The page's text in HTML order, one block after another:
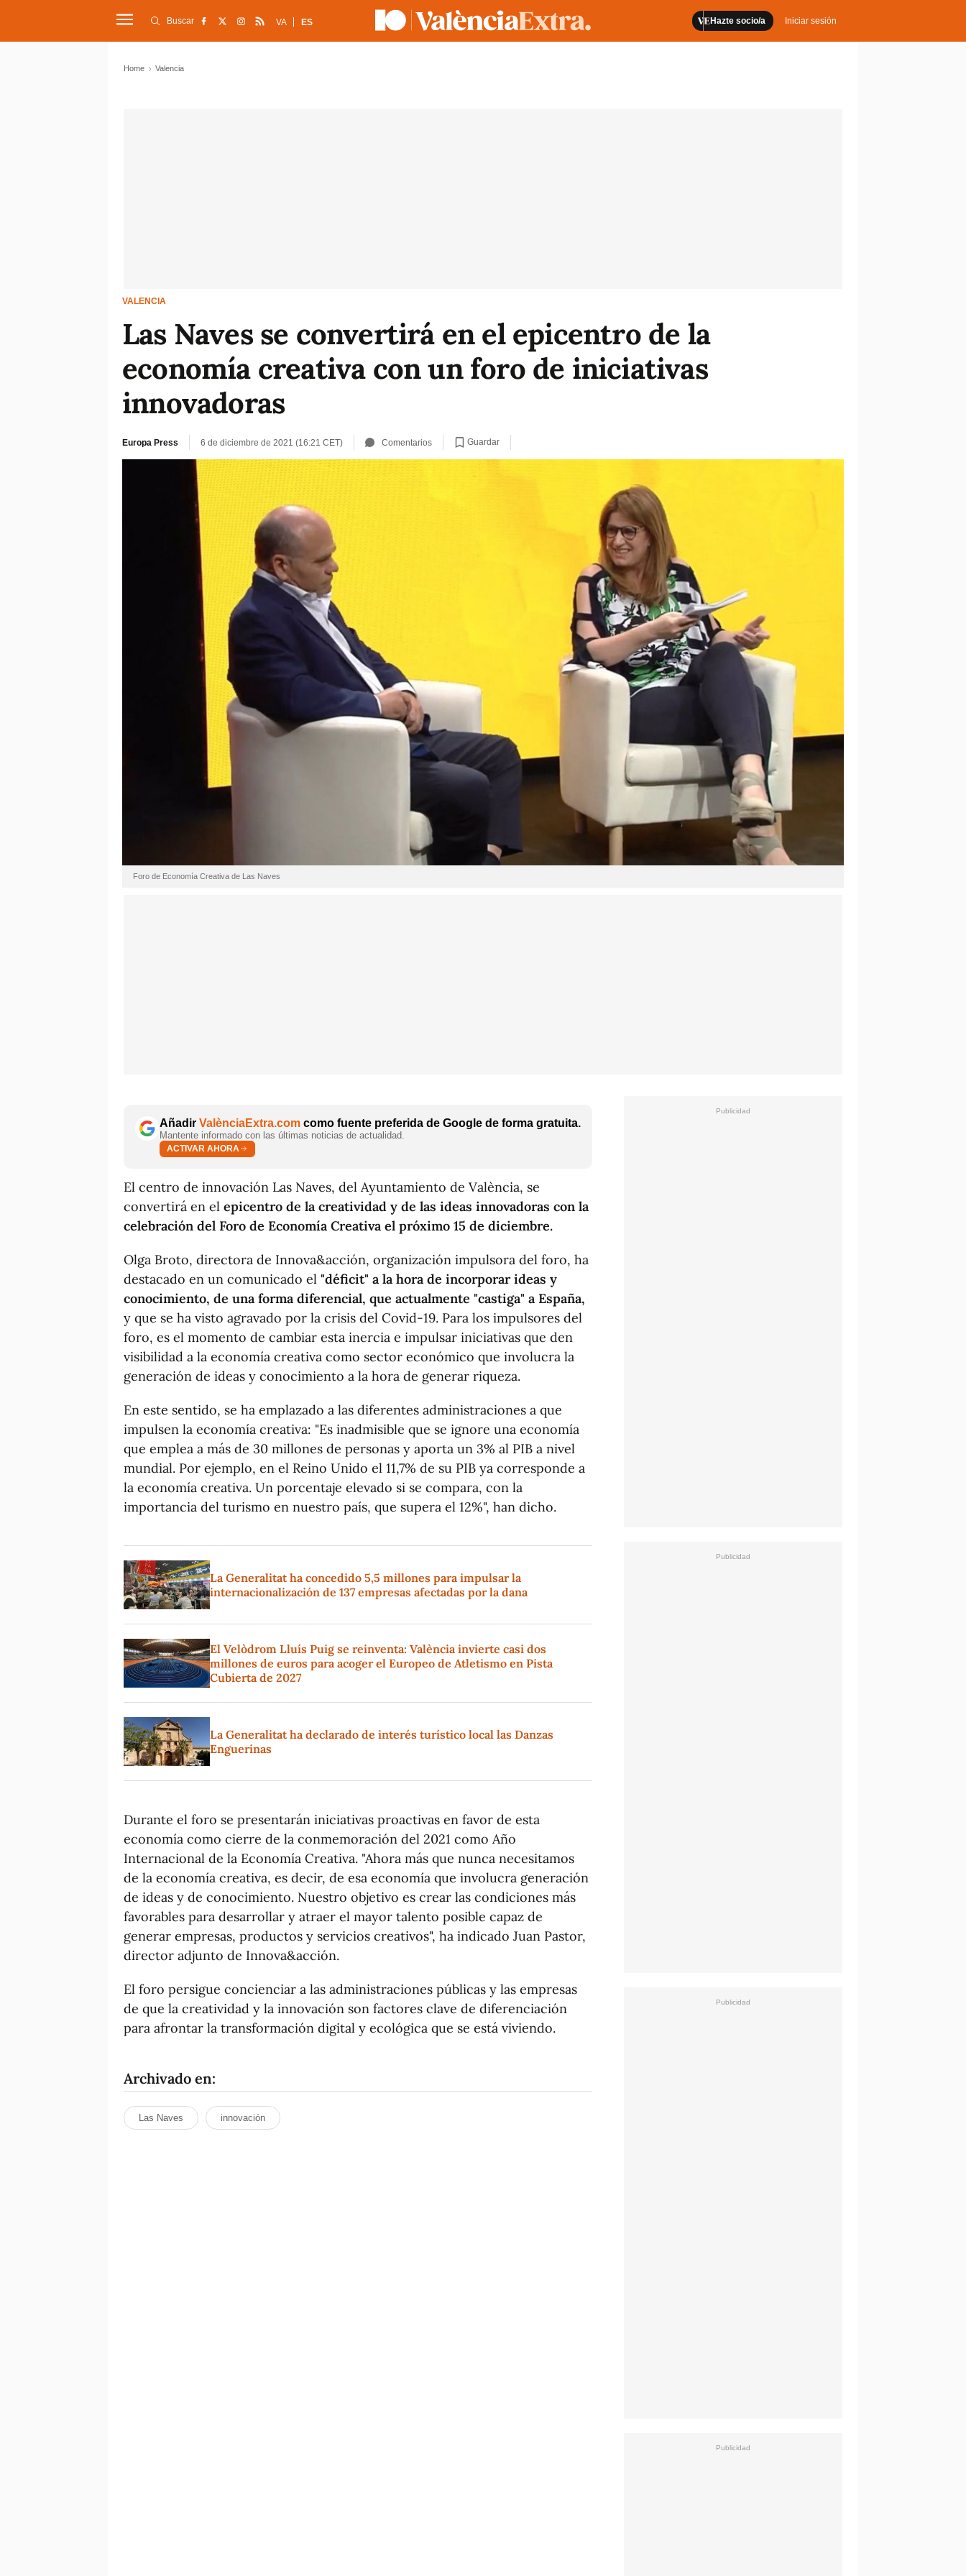
Hazte socio/a Iniciar sesión
Buscar VA ES
Home Valencia
VALENCIA
Las Naves se convertirá en el epicentro de la
economía creativa con un foro de iniciativas
innovadoras
Europa Press 6 de diciembre de 2021 (16:21 CET) Comentarios Guardar
Foro de Economía Creativa de Las Naves
Añadir ValènciaExtra.com como fuente preferida de Google de forma gratuita.
Mantente informado con las últimas noticias de actualidad.
ACTIVAR AHORA
El centro de innovación Las Naves, del Ayuntamiento de València, se
convertirá en el epicentro de la creatividad y de las ideas innovadoras con la
celebración del Foro de Economía Creativa el próximo 15 de diciembre.
Olga Broto, directora de Innova&acción, organización impulsora del foro, ha
destacado en un comunicado el "déficit" a la hora de incorporar ideas y
conocimiento, de una forma diferencial, que actualmente "castiga" a España,
y que se ha visto agravado por la crisis del Covid-19. Para los impulsores del
foro, es el momento de cambiar esta inercia e impulsar iniciativas que den
visibilidad a la economía creativa como sector económico que involucra la
generación de ideas y conocimiento a la hora de generar riqueza.
En este sentido, se ha emplazado a las diferentes administraciones a que
impulsen la economía creativa: "Es inadmisible que se ignore una economía
que emplea a más de 30 millones de personas y aporta un 3% al PIB a nivel
mundial. Por ejemplo, en el Reino Unido el 11,7% de su PIB ya corresponde a
la economía creativa. Un porcentaje elevado si se compara, con la
importancia del turismo en nuestro país, que supera el 12%", han dicho.
La Generalitat ha concedido 5,5 millones para impulsar la
internacionalización de 137 empresas afectadas por la dana
El Velòdrom Lluís Puig se reinventa: València invierte casi dos
millones de euros para acoger el Europeo de Atletismo en Pista
Cubierta de 2027
La Generalitat ha declarado de interés turístico local las Danzas
Enguerinas
Durante el foro se presentarán iniciativas proactivas en favor de esta
economía como cierre de la conmemoración del 2021 como Año
Internacional de la Economía Creativa. "Ahora más que nunca necesitamos
de la economía creativa, es decir, de esa economía que involucra generación
de ideas y de conocimiento. Nuestro objetivo es crear las condiciones más
favorables para desarrollar y atraer el mayor talento posible capaz de
generar empresas, productos y servicios creativos", ha indicado Juan Pastor,
director adjunto de Innova&acción.
El foro persigue concienciar a las administraciones públicas y las empresas
de que la creatividad y la innovación son factores clave de diferenciación
para afrontar la transformación digital y ecológica que se está viviendo.
Archivado en:
Las Naves innovación